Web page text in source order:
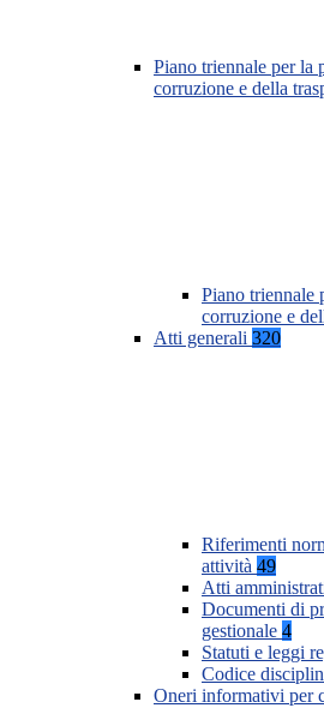
Piano triennale per la
corruzione e della
Piano triennale
corruzione e
Atti generali 320
Riferimenti
attività 49
Atti
Documenti di
gestionale 4
Statuti e leggi
Codice
Oneri informativi per